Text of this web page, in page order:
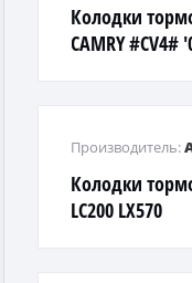
Колодки
CAMRY
Колодки
LC200 LX570
Производитель: